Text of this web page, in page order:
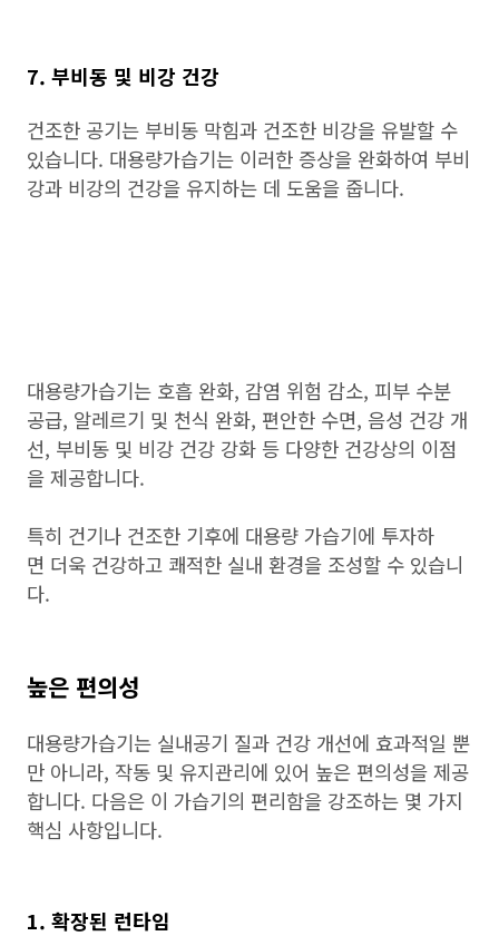
7. 부비동 및 비강 건강
건조한 공기는 부비동 막힘과 건조한 비강을 유발할 수
있습니다. 대용량가습기는 이러한 증상을 완화하여 부비
강과 비강의 건강을 유지하는 데 도움을 줍니다.
대용량가습기는 호흡 완화, 감염 위험 감소, 피부 수분
공급, 알레르기 및 천식 완화, 편안한 수면, 음성 건강 개
선, 부비동 및 비강 건강 강화 등 다양한 건강상의 이점
을 제공합니다.
특히 건기나 건조한 기후에 대용량 가습기에 투자하
면 더욱 건강하고 쾌적한 실내 환경을 조성할 수 있습니
다.
높은 편의성
대용량가습기는 실내공기 질과 건강 개선에 효과적일 뿐
만 아니라, 작동 및 유지관리에 있어 높은 편의성을 제공
합니다. 다음은 이 가습기의 편리함을 강조하는 몇 가지
핵심 사항입니다.
1. 확장된 런타임